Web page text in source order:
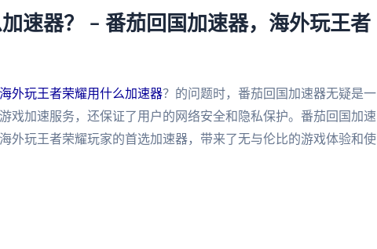
速器？ – 番茄回国加速器，海外玩王者
海外玩王者荣耀用什么加速器？的问题时，番茄回国加速器无疑是一
戏加速服务，还保证了用户的网络安全和隐私保护。番茄回国加速
外玩王者荣耀玩家的首选加速器，带来了无与伦比的游戏体验和使